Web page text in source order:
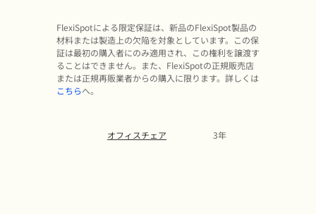
FlexiSpotによる限定保証は、新品のFlexiSpot製品の
材料または製造上の欠陥を対象としています。この保
証は最初の購入者にのみ適用され、この権利を譲渡す
ることはできません。また、FlexiSpotの正規販売店
または正規再販業者からの購入に限ります。詳しくは
こちらへ。
オフィスチェア 3年